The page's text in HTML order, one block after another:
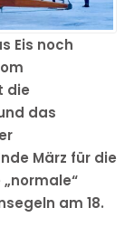
Eis noch
die
das
März für die
am 18.